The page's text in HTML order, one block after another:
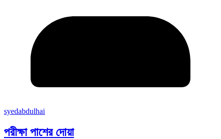
syedabdulhai
পরীক্ষা পাশের দোয়া